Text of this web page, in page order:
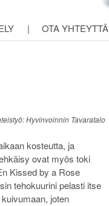
| OTA YHTEYTTÄ
Hyvinvoinnin Tavaratalo
kosteutta, ja
ovat myös toki
Kissed by a Rose
tehokuurini pelasti itse
joten